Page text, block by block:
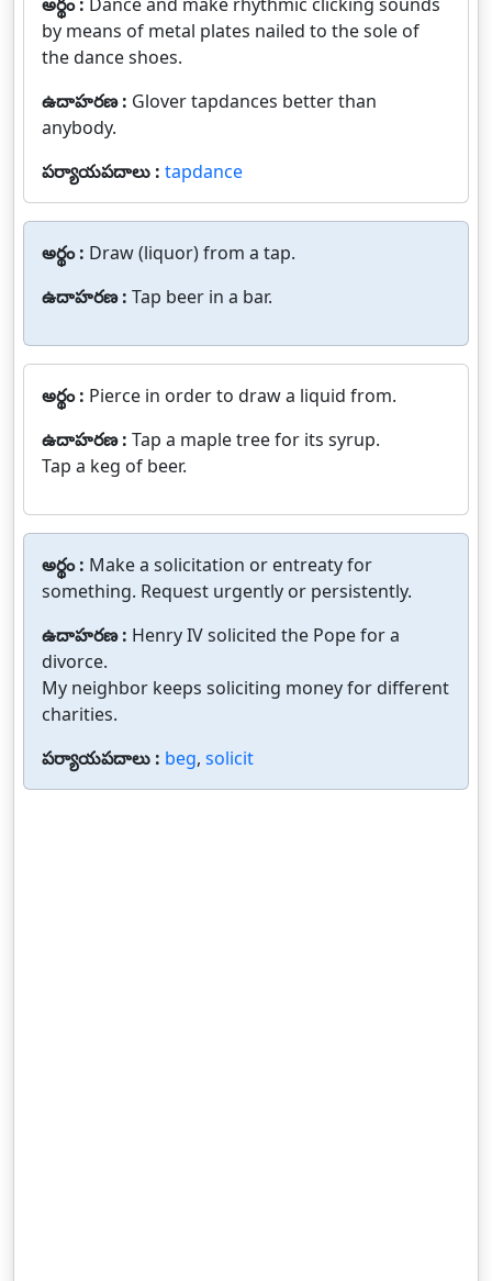
by means of metal plates nailed to the sole of
the dance shoes.
ఉదాహరణ : Glover tapdances better than
anybody.
పర్యాయపదాలు : tapdance
అర్థం : Draw (liquor) from a tap.
ఉదాహరణ : Tap beer in a bar.
అర్థం : Pierce in order to draw a liquid from.
ఉదాహరణ : Tap a maple tree for its syrup.
Tap a keg of beer.
అర్థం : Make a solicitation or entreaty for
something. Request urgently or persistently.
ఉదాహరణ : Henry IV solicited the Pope for a
divorce.
My neighbor keeps soliciting money for different
charities.
పర్యాయపదాలు : beg, solicit